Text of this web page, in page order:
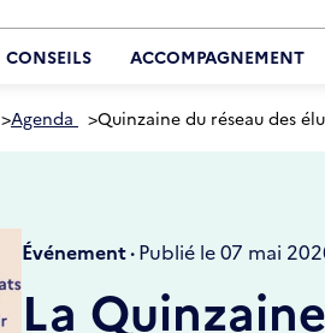
CONSEILS ACCOMPAGNEMENT
>Agenda >Quinzaine du réseau des
Événement ·Publié le 07 mai
La